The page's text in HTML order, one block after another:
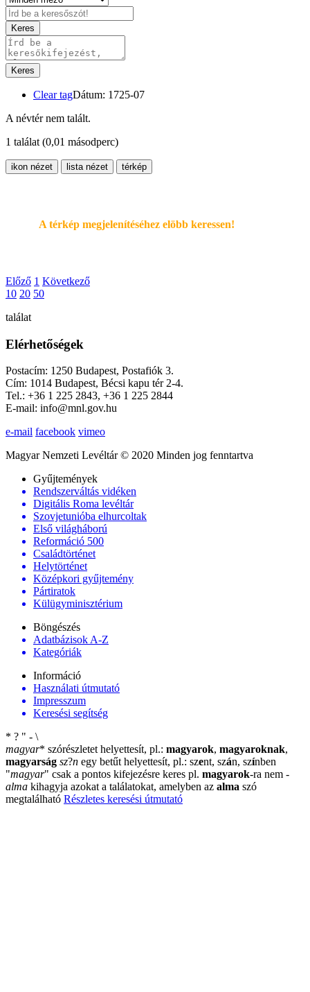
Keres
Keres
Clear tagDátum: 1725-07
A névtér nem talált.
1 találat (0,01 másodperc)
ikon nézet lista nézet térkép
A térkép megjelenítéséhez elöbb keressen!
Előző 1 Következő
10 20 50
találat
Elérhetőségek
Postacím: 1250 Budapest, Postafiók 3.
Cím: 1014 Budapest, Bécsi kapu tér 2-4.
Tel.: +36 1 225 2843, +36 1 225 2844
E-mail: info@mnl.gov.hu
e-mail facebook vimeo
Magyar Nemzeti Levéltár © 2020 Minden jog fenntartva
Gyűjtemények
Rendszerváltás vidéken
Digitális Roma levéltár
Szovjetunióba elhurcoltak
Első világháború
Reformáció 500
Családtörténet
Helytörténet
Középkori gyűjtemény
Pártiratok
Külügyminisztérium
Böngészés
Adatbázisok A-Z
Kategóriák
Információ
Használati útmutató
Impresszum
Keresési segítség
* ? " - \
magyar* szórészletet helyettesít, pl.: magyarok, magyaroknak,
magyarság sz?n egy betűt helyettesít, pl.: szent, szán, színben
"magyar" csak a pontos kifejezésre keres pl. magyarok-ra nem -
alma kihagyja azokat a találatokat, amelyben az alma szó
megtalálható Részletes keresési útmutató